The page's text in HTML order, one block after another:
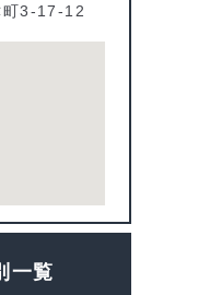
町3-17-12
一覧